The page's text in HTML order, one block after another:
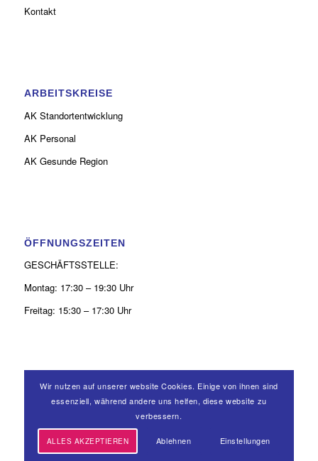
Kontakt
ARBEITSKREISE
AK Standortentwicklung
AK Personal
AK Gesunde Region
ÖFFNUNGSZEITEN
GESCHÄFTSSTELLE:
Montag: 17:30 – 19:30 Uhr
Freitag: 15:30 – 17:30 Uhr
Wir nutzen auf unserer website Cookies. Einige von ihnen sind
essenziell, während andere uns helfen, diese website zu
verbessern.
ALLES AKZEPTIEREN Ablehnen Einstellungen